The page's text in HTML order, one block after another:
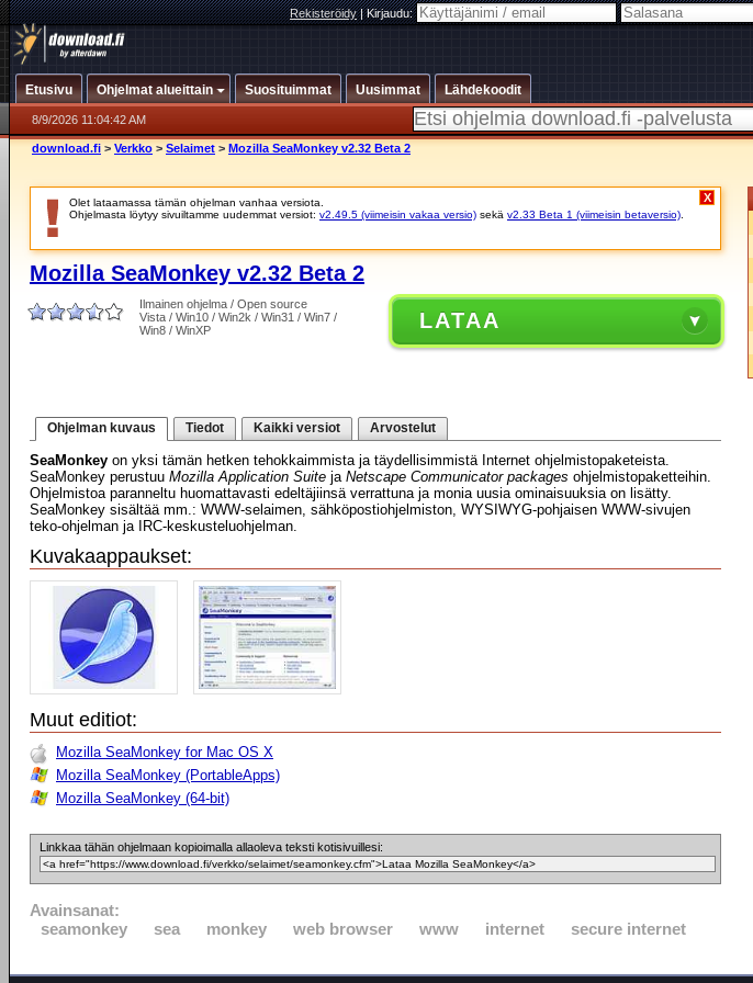
Rekisteröidy|Kirjaudu:
Etusivu Ohjelmat alueittain Suosituimmat Uusimmat Lähdekoodit
8/9/2026 11:04:42 AM
download.fi > Verkko > Selaimet > Mozilla SeaMonkey v2.32 Beta 2
Olet lataamassa tämän ohjelman vanhaa versiota.
Ohjelmasta löytyy sivuiltamme uudemmat versiot: v2.49.5 (viimeisin vakaa versio) sekä v2.33 Beta 1 (viimeisin betaversio)
X
Mozilla SeaMonkey v2.32 Beta 2
Ilmainen ohjelma / Open source
Vista / Win10 / Win2k / Win31 / Win7 /
Win8 / WinXP
LATAA
Ohjelman kuvaus Tiedot Kaikki versiot Arvostelut
SeaMonkey on yksi tämän hetken tehokkaimmista ja täydellisimmistä Internet ohjelmistopaketeista.
SeaMonkey perustuu Mozilla Application Suite ja Netscape Communicator packages ohjelmistopaketteihin.
Ohjelmistoa paranneltu huomattavasti edeltäjiinsä verrattuna ja monia uusia ominaisuuksia on lisätty.
SeaMonkey sisältää mm.: WWW-selaimen, sähköpostiohjelmiston, WYSIWYG-pohjaisen WWW-sivujen
teko-ohjelman ja IRC-keskusteluohjelman.
Kuvakaappaukset:
Muut editiot:
Mozilla SeaMonkey for Mac OS X
Mozilla SeaMonkey (PortableApps)
Mozilla SeaMonkey (64-bit)
Linkkaa tähän ohjelmaan kopioimalla allaoleva teksti kotisivuillesi:
Avainsanat:
seamonkey
sea monkey web browser www internet secure internet